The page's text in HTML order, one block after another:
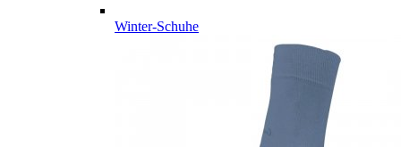
Winter-Schuhe